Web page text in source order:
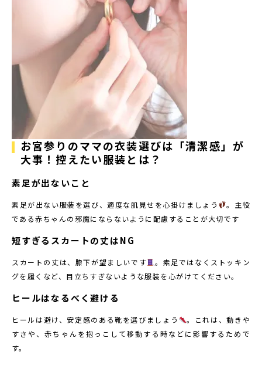
お宮参りのママの衣装選びは「清潔感」が
大事！控えたい服装とは？
素足が出ないこと
素足が出ない服装を選び、適度な肌見せを心掛けましょう
。主役
である赤ちゃんの邪魔にならないように配慮することが大切です
短すぎるスカートの丈はNG
スカートの丈は、膝下が望ましいです
。素足ではなくストッキン
グを履くなど、目立ちすぎないような服装を心がけてください。
ヒールはなるべく避ける
ヒールは避け、安定感のある靴を選びましょう
。これは、動きや
すさや、赤ちゃんを抱っこして移動する時などに影響するためで
す。